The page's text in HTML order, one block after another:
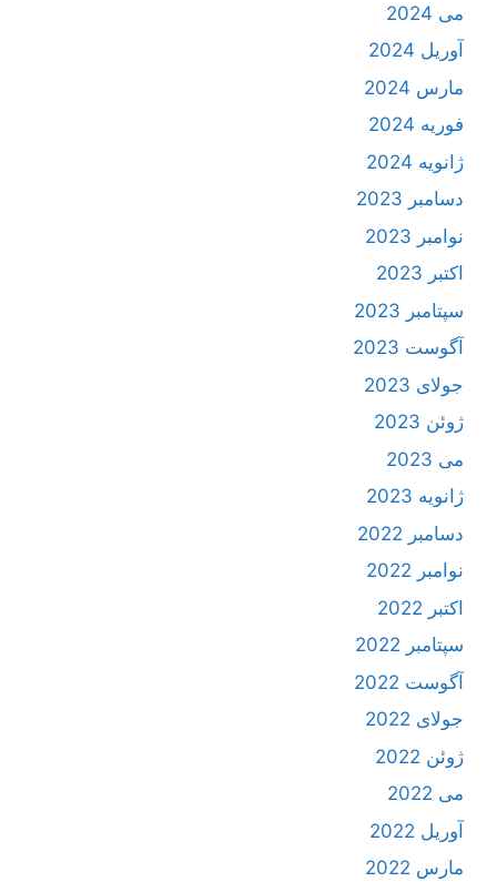
می 2024
آوریل 2024
مارس 2024
فوریه 2024
ژانویه 2024
دسامبر 2023
نوامبر 2023
اکتبر 2023
سپتامبر 2023
آگوست 2023
جولای 2023
ژوئن 2023
می 2023
ژانویه 2023
دسامبر 2022
نوامبر 2022
اکتبر 2022
سپتامبر 2022
آگوست 2022
جولای 2022
ژوئن 2022
می 2022
آوریل 2022
مارس 2022